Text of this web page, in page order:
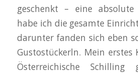
geschenkt – eine
habe ich die gesamte
darunter fanden sich eben
Gustostückerln. Mein
Österreichische Schilling